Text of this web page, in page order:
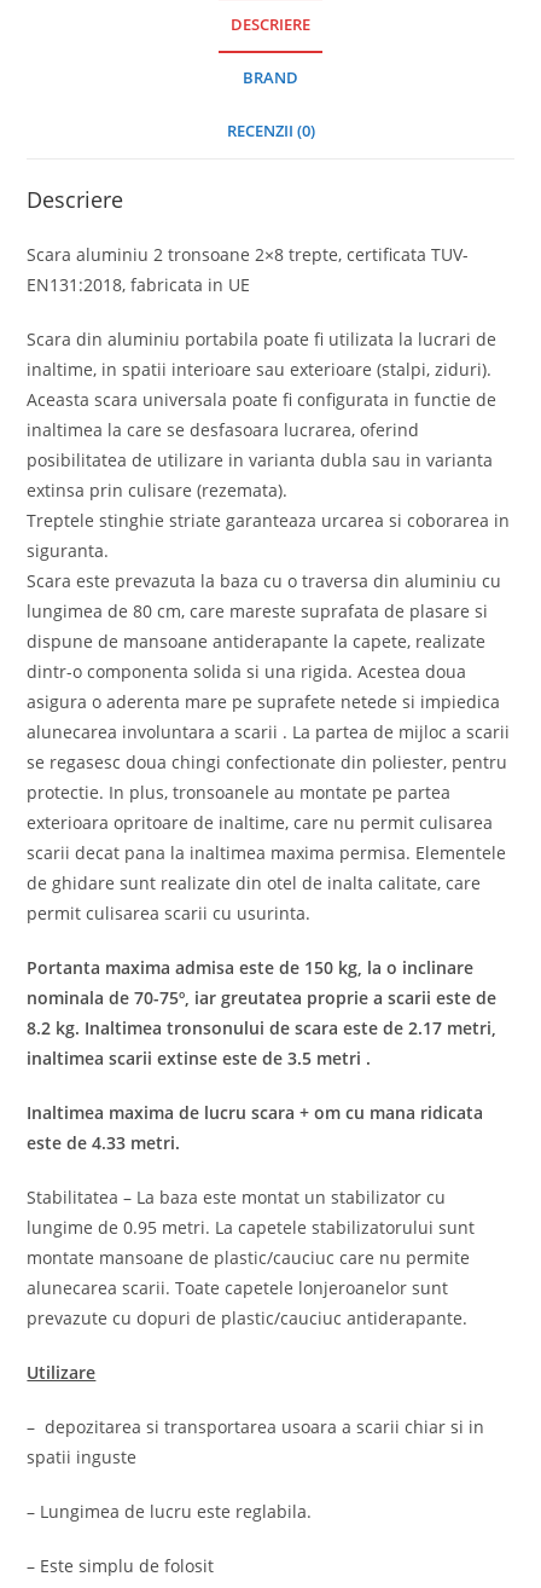
DESCRIERE
BRAND
RECENZII (0)
Descriere
Scara aluminiu 2 tronsoane 2×8 trepte, certificata TUV-
EN131:2018, fabricata in UE
Scara din aluminiu portabila poate fi utilizata la lucrari de
inaltime, in spatii interioare sau exterioare (stalpi, ziduri).
Aceasta scara universala poate fi configurata in functie de
inaltimea la care se desfasoara lucrarea, oferind
posibilitatea de utilizare in varianta dubla sau in varianta
extinsa prin culisare (rezemata).
Treptele stinghie striate garanteaza urcarea si coborarea in
siguranta.
Scara este prevazuta la baza cu o traversa din aluminiu cu
lungimea de 80 cm, care mareste suprafata de plasare si
dispune de mansoane antiderapante la capete, realizate
dintr-o componenta solida si una rigida. Acestea doua
asigura o aderenta mare pe suprafete netede si impiedica
alunecarea involuntara a scarii . La partea de mijloc a scarii
se regasesc doua chingi confectionate din poliester, pentru
protectie. In plus, tronsoanele au montate pe partea
exterioara opritoare de inaltime, care nu permit culisarea
scarii decat pana la inaltimea maxima permisa. Elementele
de ghidare sunt realizate din otel de inalta calitate, care
permit culisarea scarii cu usurinta.
Portanta maxima admisa este de 150 kg, la o inclinare
nominala de 70-75º, iar greutatea proprie a scarii este de
8.2 kg. Inaltimea tronsonului de scara este de 2.17 metri,
inaltimea scarii extinse este de 3.5 metri .
Inaltimea maxima de lucru scara + om cu mana ridicata
este de 4.33 metri.
Stabilitatea – La baza este montat un stabilizator cu
lungime de 0.95 metri. La capetele stabilizatorului sunt
montate mansoane de plastic/cauciuc care nu permite
alunecarea scarii. Toate capetele lonjeroanelor sunt
prevazute cu dopuri de plastic/cauciuc antiderapante.
Utilizare
– depozitarea si transportarea usoara a scarii chiar si in
spatii inguste
– Lungimea de lucru este reglabila.
– Este simplu de folosit